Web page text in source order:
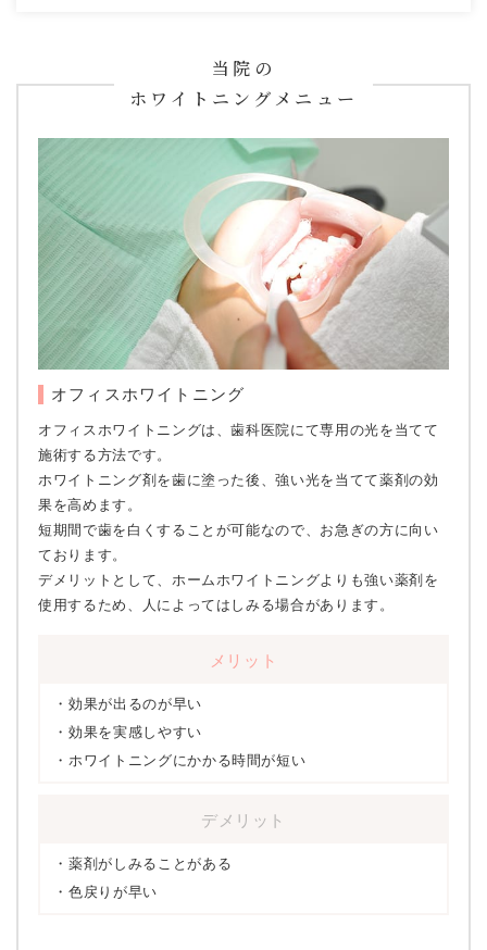
当院の
ホワイトニングメニュー
オフィスホワイトニング
オフィスホワイトニングは、歯科医院にて専用の光を当てて
施術する方法です。
ホワイトニング剤を歯に塗った後、強い光を当てて薬剤の効
果を高めます。
短期間で歯を白くすることが可能なので、お急ぎの方に向い
ております。
デメリットとして、ホームホワイトニングよりも強い薬剤を
使用するため、人によってはしみる場合があります。
メリット
効果が出るのが早い
効果を実感しやすい
ホワイトニングにかかる時間が短い
デメリット
薬剤がしみることがある
色戻りが早い